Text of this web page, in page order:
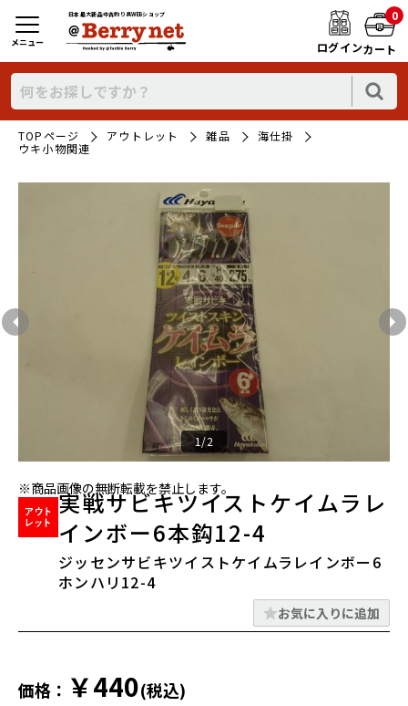
日本最大新品中古釣り具WEBショップ
ログイン
0
カート
メニュー
TOPページ アウトレット 雑品
海仕掛
ウキ小物関連
1/2
※商品画像の無断転載を禁止します。
実戦サビキツイストケイムラレ
インボー6本鈎12-4
ジッセンサビキツイストケイムラレインボー6
ホンハリ12-4
お気に入りに追加
価格： ￥440(税込)